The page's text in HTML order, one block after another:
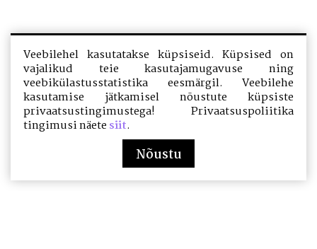
Veebilehel kasutatakse küpsiseid. Küpsised on
vajalikud teie kasutajamugavuse ning
veebikülastusstatistika eesmärgil. Veebilehe
kasutamise jätkamisel nõustute küpsiste
privaatsustingimustega! Privaatsuspoliitika
tingimusi näete siit.
Nõustu